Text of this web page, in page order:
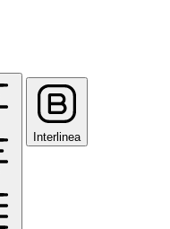
Interlinea